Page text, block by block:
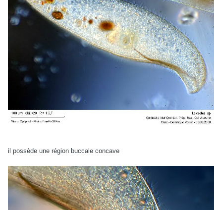
il possède une région buccale concave